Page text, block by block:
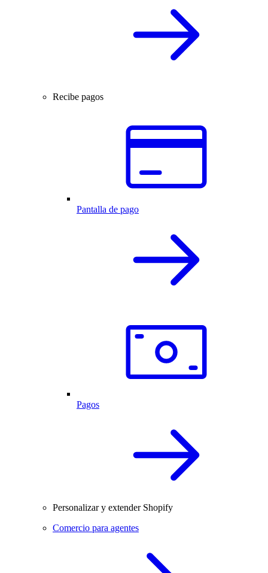
Recibe pagos
Pantalla de pago
Pagos
Personalizar y extender Shopify
Comercio para agentes